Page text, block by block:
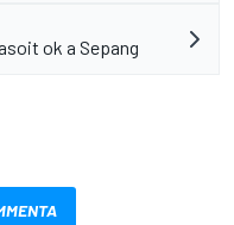
ok a Sepang